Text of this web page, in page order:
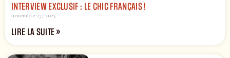
INTERVIEW EXCLUSIF : LE CHIC FRANÇAIS !
novembre 27, 2025
LIRE LA SUITE »